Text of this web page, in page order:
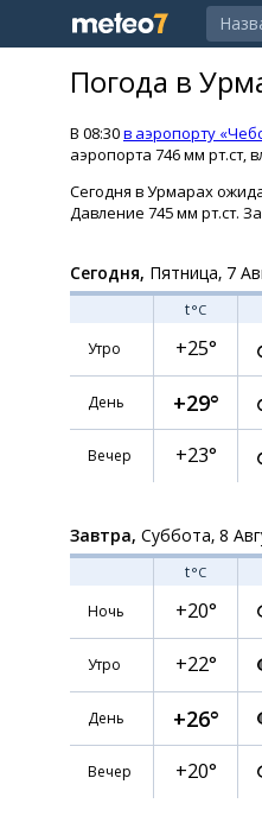
Погода в
В 08:30в аэропорту
аэропорта 746 мм рт.ст,
Сегодня в Урмарах
Давление 745 мм рт.ст.
Сегодня, Пятница, 7
t°C
Утро
+25°
День +29°
Вечер +23°
Завтра, Суббота, 8
t°C
Ночь
+20°
Утро +22°
День +26°
Вечер +20°